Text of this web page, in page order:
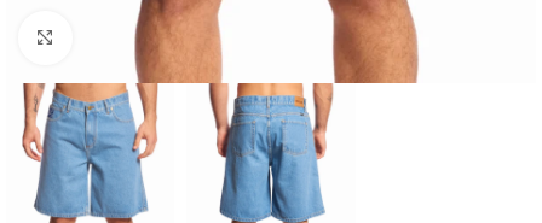
Haga clic para ampliar